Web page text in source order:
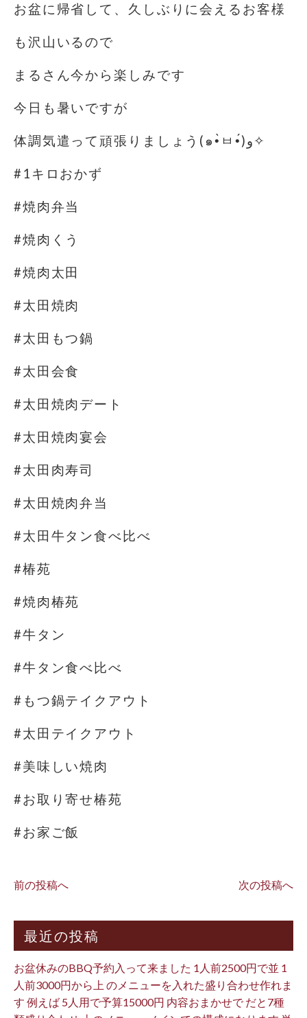
お盆に帰省して、久しぶりに会えるお客様
も沢山いるので
まるさん今から楽しみです
今日も暑いですが
体調気遣って頑張りましょう(๑•̀ㅂ•́)و✧
#1キロおかず
#焼肉弁当
#焼肉くう
#焼肉太田
#太田焼肉
#太田もつ鍋
#太田会食
#太田焼肉デート
#太田焼肉宴会
#太田肉寿司
#太田焼肉弁当
#太田牛タン食べ比べ
#椿苑
#焼肉椿苑
#牛タン
#牛タン食べ比べ
#もつ鍋テイクアウト
#太田テイクアウト
#美味しい焼肉
#お取り寄せ椿苑
#お家ご飯
前の投稿へ 次の投稿へ
最近の投稿
お盆休みのBBQ予約入って来ました 1人前2500円で並 1
人前3000円から上 のメニューを入れた盛り合わせ作れま
す 例えば 5人用で予算15000円 内容おまかせで だと7種